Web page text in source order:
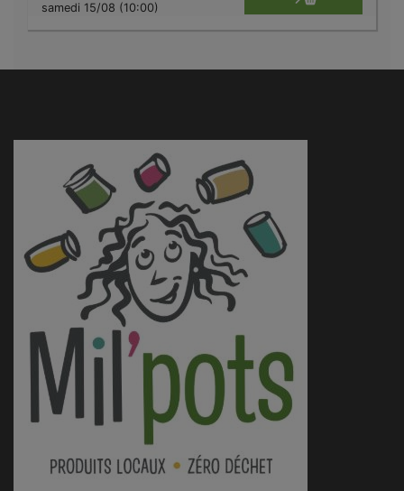
samedi 15/08 (10:00)